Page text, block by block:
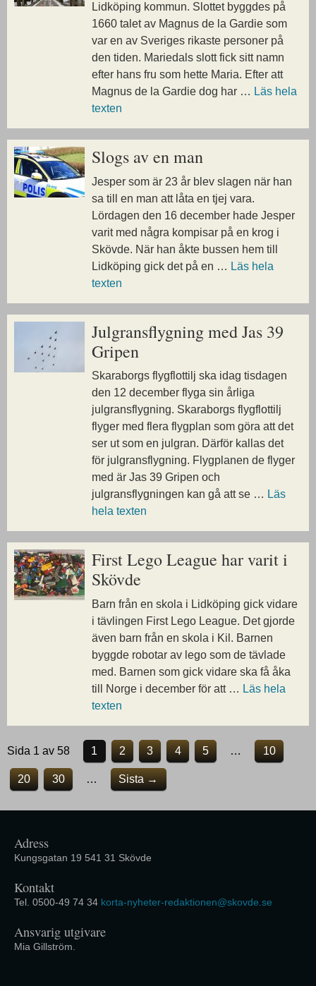
Lidköping kommun. Slottet byggdes på
1660 talet av Magnus de la Gardie som
var en av Sveriges rikaste personer på
den tiden. Mariedals slott fick sitt namn
efter hans fru som hette Maria. Efter att
Magnus de la Gardie dog har … Läs hela
texten
Slogs av en man
Jesper som är 23 år blev slagen när han
sa till en man att låta en tjej vara.
Lördagen den 16 december hade Jesper
varit med några kompisar på en krog i
Skövde. När han åkte bussen hem till
Lidköping gick det på en … Läs hela
texten
Julgransflygning med Jas 39
Gripen
Skaraborgs flygflottilj ska idag tisdagen
den 12 december flyga sin årliga
julgransflygning. Skaraborgs flygflottilj
flyger med flera flygplan som göra att det
ser ut som en julgran. Därför kallas det
för julgransflygning. Flygplanen de flyger
med är Jas 39 Gripen och
julgransflygningen kan gå att se … Läs
hela texten
First Lego League har varit i
Skövde
Barn från en skola i Lidköping gick vidare
i tävlingen First Lego League. Det gjorde
även barn från en skola i Kil. Barnen
byggde robotar av lego som de tävlade
med. Barnen som gick vidare ska få åka
till Norge i december för att … Läs hela
texten
Sida 1 av 58 1 2 3 4 5 … 10
20 30 … Sista →
Adress
Kungsgatan 19 541 31 Skövde
Kontakt
Tel. 0500-49 74 34 korta-nyheter-redaktionen@skovde.se
Ansvarig utgivare
Mia Gillström.